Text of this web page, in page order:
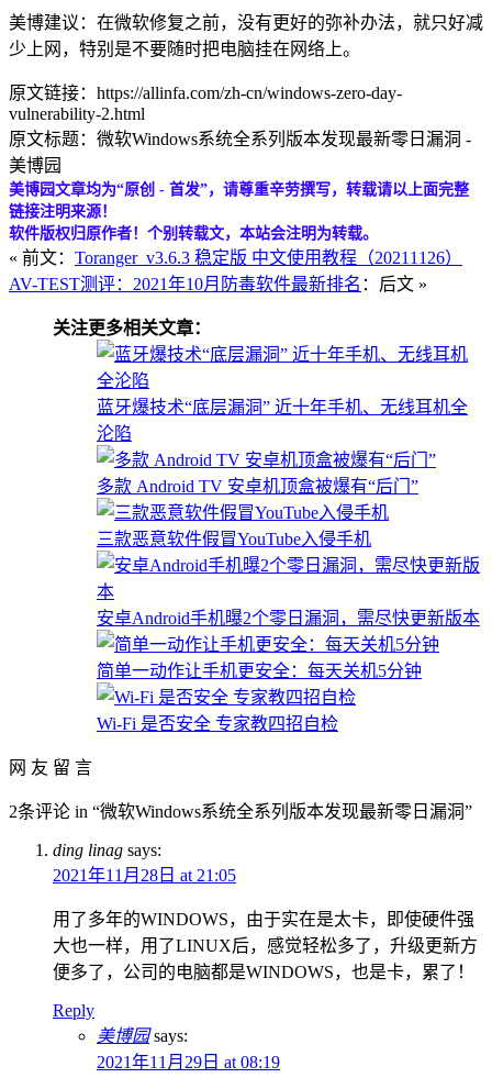
美博建议：在微软修复之前，没有更好的弥补办法，就只好减
少上网，特别是不要随时把电脑挂在网络上。
原文链接：https://allinfa.com/zh-cn/windows-zero-day-
vulnerability-2.html
原文标题：微软Windows系统全系列版本发现最新零日漏洞 -
美博园
美博园文章均为“原创 - 首发”，请尊重辛劳撰写，转载请以上面完整
链接注明来源！
软件版权归原作者！个别转载文，本站会注明为转载。
« 前文： Toranger_v3.6.3 稳定版 中文使用教程（20211126）
AV-TEST测评：2021年10月防毒软件最新排名 ：后文 »
关注更多相关文章：
蓝牙爆技术“底层漏洞” 近十年手机、无线耳机全
沦陷
多款 Android TV 安卓机顶盒被爆有“后门”
三款恶意软件假冒YouTube入侵手机
安卓Android手机曝2个零日漏洞，需尽快更新版本
简单一动作让手机更安全：每天关机5分钟
Wi-Fi 是否安全 专家教四招自检
网 友 留 言
2条评论 in “微软Windows系统全系列版本发现最新零日漏洞”
ding linag says:
2021年11月28日 at 21:05
用了多年的WINDOWS，由于实在是太卡，即使硬件强
大也一样，用了LINUX后，感觉轻松多了，升级更新方
便多了，公司的电脑都是WINDOWS，也是卡，累了！
Reply
美博园 says:
2021年11月29日 at 08:19